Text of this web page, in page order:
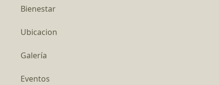
Bienestar
Ubicacion
Galería
Eventos